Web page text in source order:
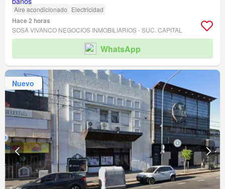
Aire acondicionado Electricidad
Hace 2 horas
SOSA VIVANCO NEGOCIOS INMOBILIARIOS - SUC. CAPITAL
WhatsApp
Nuevo